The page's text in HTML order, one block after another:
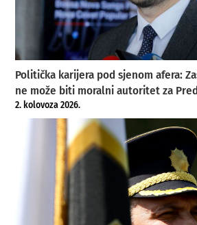
Politička karijera pod sjenom afera:
ne može biti moralni autoritet za
2. kolovoza 2026.